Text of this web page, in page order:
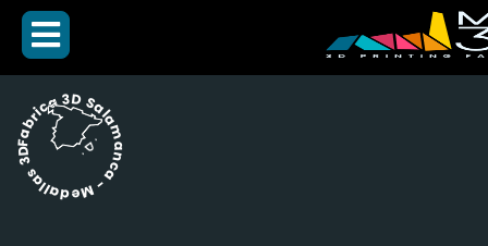
Fabrica 3D Salamanca - Medallas 3D -